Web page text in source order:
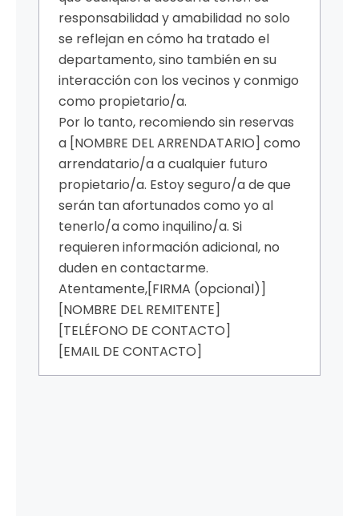
responsabilidad y amabilidad no solo
se reflejan en cómo ha tratado el
departamento, sino también en su
interacción con los vecinos y conmigo
como propietario/a.
Por lo tanto, recomiendo sin reservas
a [NOMBRE DEL ARRENDATARIO] como
arrendatario/a a cualquier futuro
propietario/a. Estoy seguro/a de que
serán tan afortunados como yo al
tenerlo/a como inquilino/a. Si
requieren información adicional, no
duden en contactarme.
Atentamente,[FIRMA (opcional)]
[NOMBRE DEL REMITENTE]
[TELÉFONO DE CONTACTO]
[EMAIL DE CONTACTO]